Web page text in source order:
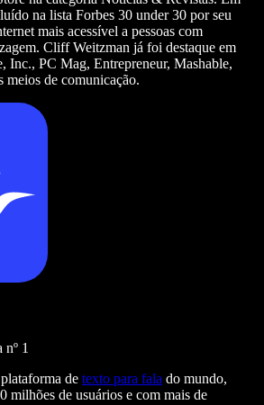
na lista Forbes 30 under 30 por seu
mais acessível a pessoas com
Cliff Weitzman já foi destaque em
Inc., PC Mag, Entrepreneur, Mashable,
meios de comunicação.
1
de texto para fala do mundo,
milhões de usuários e com mais de